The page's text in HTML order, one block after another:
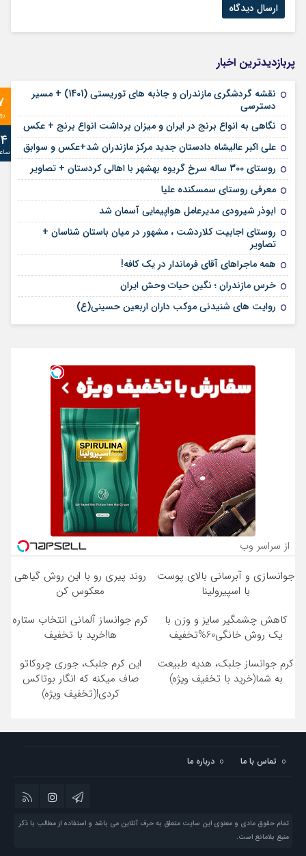
پربازدیدترین اخبار
نقشه گردشگری مازندران و جاذبه های توریستی (1401) + مسیر
دسترسی
نگاهی به انواع برنج در ایران و میزان برداشت انواع برنج + عکس
علی‌ اکبر عالیشاه دادستان جدید مرکز مازندران شد+عکس و سوابق
روستای 300 ساله سرخ ‌گریوه بهشهر با اهالی کردستان + تصاویر
معرفی روستای سمسکنده علیا
ابوذر شیرودی مدیرعامل هواپیمایی آسمان شد
روستای اجابیت کلاردشت ، مشهور در میان باستان شناسان +
تصاویر
همه ماجراهای آقای فرماندار در یک کافه!
خرس مازندران ؛ نگین حیات وحش ایران
روایت های شنیدنی موکب داران اربعین حسینی(ع)
از سراسر وب
جوانسازی و آبرسانی بالای پوست
با اسپیرولینا
روند پیری رو با این روش گیاهی
معکوس کن
کاهش چشمگیر سایز و وزن با
یک روش خانگی60%تخفیف
کرم جوانساز آلمانی انتخاب ستاره
ها!خرید با تخفیف
کرم جوانساز جلبک، هدیه طبیعت
به شما(خرید با تخفیف ویژه)
این کرم جلبک، جوری چروکاتو
صاف میکنه که انگار بوتاکس
کردی!(تخفیف ویژه)
تماس با ما درباره ما
تمام حقوق مادی و معنوی این سایت متعلق به حرف آنلاین می باشد و استفاده از مطالب با ذکر
منبع بلامانع است.